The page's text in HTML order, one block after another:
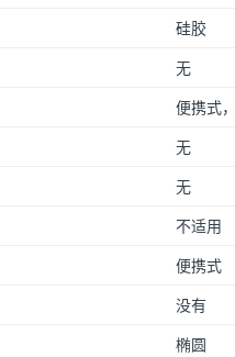
硅胶
无
便携式
无
无
不适用
便携式
没有
椭圆